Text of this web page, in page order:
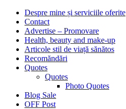
Despre mine și serviciile oferite
Contact
Advertise – Promovare
Health, beauty and make-up
Articole stil de viață sănătos
Recomăndări
Quotes
Quotes
Photo Quotes
Blog Sale
OFF Post